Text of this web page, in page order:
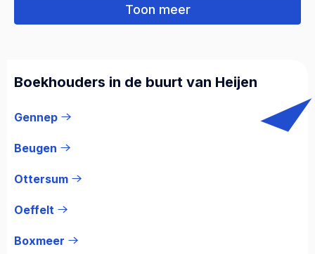
Toon meer
Boekhouders in de buurt van Heijen
Gennep
Beugen
Ottersum
Oeffelt
Boxmeer